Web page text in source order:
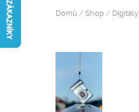
Domů / Shop / Digitály